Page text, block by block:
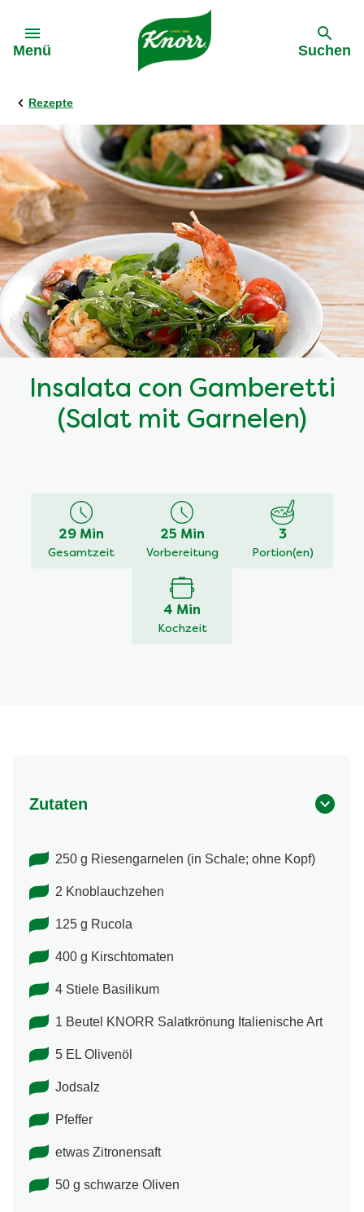
Menü Suchen
Rezepte
Insalata con Gamberetti
(Salat mit Garnelen)
29 Min
Gesamtzeit
25 Min
Vorbereitung
3
Portion(en)
4 Min
Kochzeit
Zutaten
250 g Riesengarnelen (in Schale; ohne Kopf)
2 Knoblauchzehen
125 g Rucola
400 g Kirschtomaten
4 Stiele Basilikum
1 Beutel KNORR Salatkrönung Italienische Art
5 EL Olivenöl
Jodsalz
Pfeffer
etwas Zitronensaft
50 g schwarze Oliven